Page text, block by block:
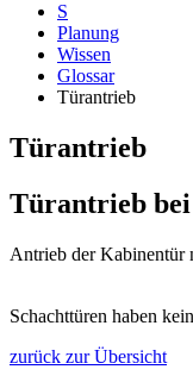
S
Planung
Wissen
Glossar
Türantrieb
Türantrieb
Türantrieb
Antrieb der Kabinentür
Schachttüren haben
zurück zur Übersicht